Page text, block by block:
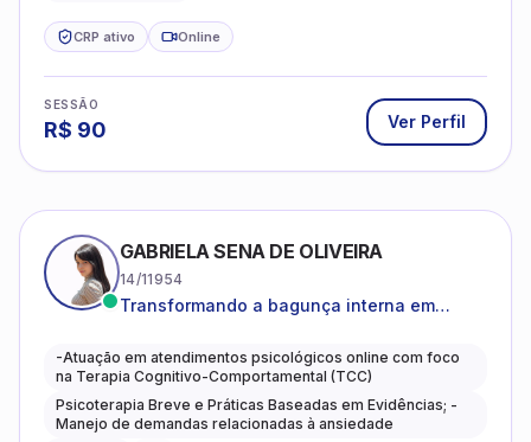
CRP ativo Online
SESSÃO
R$ 90 Ver Perfil
GABRIELA SENA DE OLIVEIRA
14/11954
Transformando a bagunça interna em
caminhos mais gentis para se viver.
-Atuação em atendimentos psicológicos online com foco
na Terapia Cognitivo-Comportamental (TCC)
Psicoterapia Breve e Práticas Baseadas em Evidências; -
Manejo de demandas relacionadas à ansiedade